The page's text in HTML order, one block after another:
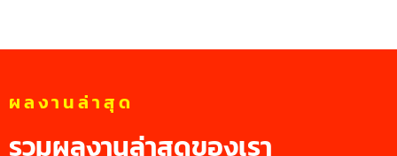
ผลงานล่าสุด
รวมผลงานล่าสุดของเรา